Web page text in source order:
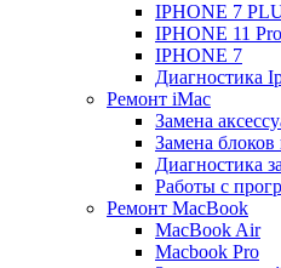
IPHONE 7
IPHONE 11
IPHONE 7
Диагностика
Ремонт iMac
Замена
Замена
Диагностика
Работы с
Ремонт MacBook
MacBook Air
Macbook Pro